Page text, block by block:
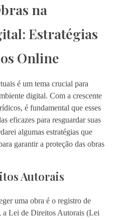
na
Estratégias
Online
é um tema crucial para
digital. Com a crescente
é fundamental que esses
eficazes para resguardar suas
algumas estratégias que
garantir a proteção das obras
Autorais
uma obra é o registro de
a Lei de Direitos Autorais (Lei